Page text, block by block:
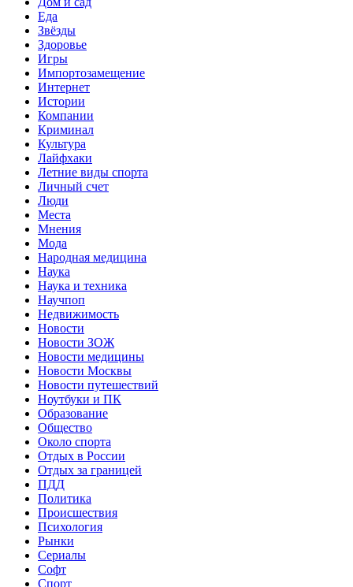
Еда
Звёзды
Здоровье
Игры
Импортозамещение
Интернет
Истории
Компании
Криминал
Культура
Лайфхаки
Летние виды спорта
Личный счет
Люди
Места
Мнения
Мода
Народная медицина
Наука
Наука и техника
Научпоп
Недвижимость
Новости
Новости ЗОЖ
Новости медицины
Новости Москвы
Новости путешествий
Ноутбуки и ПК
Образование
Общество
Около спорта
Отдых в России
Отдых за границей
ПДД
Политика
Происшествия
Психология
Рынки
Сериалы
Софт
Спорт